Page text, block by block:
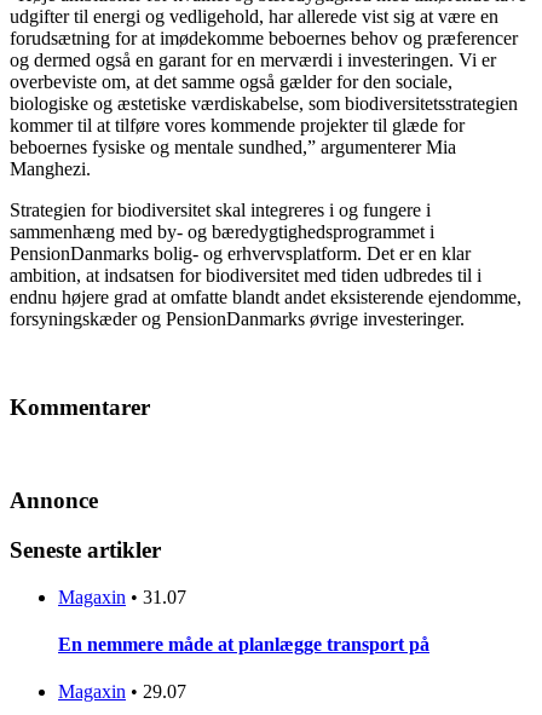
udgifter til energi og vedligehold, har allerede vist sig at være en
forudsætning for at imødekomme beboernes behov og præferencer
og dermed også en garant for en merværdi i investeringen. Vi er
overbeviste om, at det samme også gælder for den sociale,
biologiske og æstetiske værdiskabelse, som biodiversitetsstrategien
kommer til at tilføre vores kommende projekter til glæde for
beboernes fysiske og mentale sundhed,” argumenterer Mia
Manghezi.
Strategien for biodiversitet skal integreres i og fungere i
sammenhæng med by- og bæredygtighedsprogrammet i
PensionDanmarks bolig- og erhvervsplatform. Det er en klar
ambition, at indsatsen for biodiversitet med tiden udbredes til i
endnu højere grad at omfatte blandt andet eksisterende ejendomme,
forsyningskæder og PensionDanmarks øvrige investeringer.
Kommentarer
Annonce
Seneste artikler
Magaxin • 31.07
En nemmere måde at planlægge transport på
Magaxin • 29.07